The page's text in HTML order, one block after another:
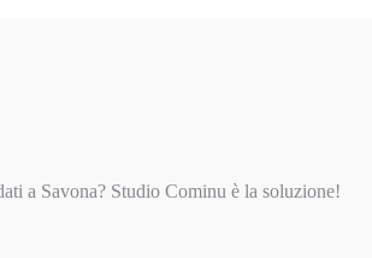
a Savona? Studio Cominu è la soluzione!